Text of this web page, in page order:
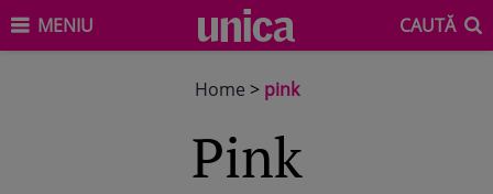
MENIU CAUTĂ
Home > pink
pink